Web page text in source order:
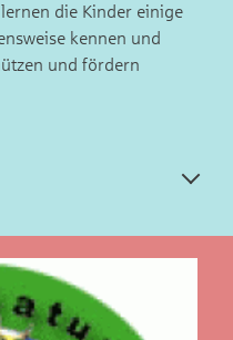
die Kinder einige
kennen und
und fördern